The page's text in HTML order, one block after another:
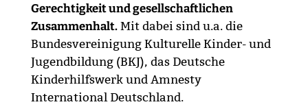
Gerechtigkeit und gesellschaftlichen
Zusammenhalt.Mit dabei sind u.a. die
Bundesvereinigung Kulturelle Kinder- und
Jugendbildung (BKJ), das Deutsche
Kinderhilfswerk und Amnesty
International Deutschland.